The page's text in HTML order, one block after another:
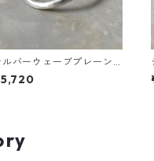
ルバーウェーブプレーン
ング 1.8mm幅 つや消し 3
～27号｜WKH WAVE PLA